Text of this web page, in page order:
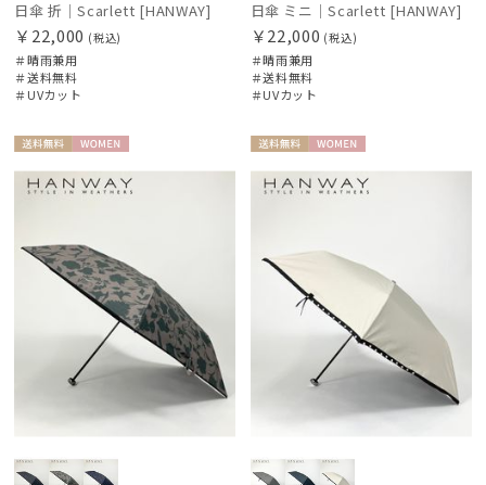
日傘 折｜Scarlett [HANWAY]
￥22,000 (税込)
＃晴雨兼用
＃送料無料
＃UVカット
日傘 ミニ｜Scarlett [HANWAY]
￥22,000 (税込)
＃晴雨兼用
＃送料無料
＃UVカット
料
N
料
N